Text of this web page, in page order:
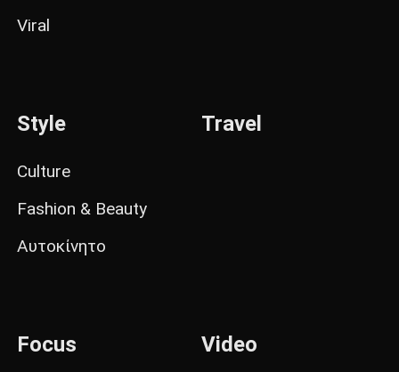
Viral
Style
Culture
Fashion & Beauty
Αυτοκίνητο
Travel
Focus Video